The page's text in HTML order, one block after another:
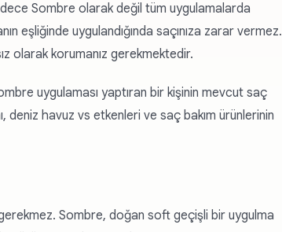
Sombre olarak değil tüm uygulamalarda
eşliğinde uygulandığında saçınıza zarar vermez.
olarak korumanız gerekmektedir.
uygulaması yaptıran bir kişinin mevcut saç
deniz havuz vs etkenleri ve saç bakım ürünlerinin
Sombre, doğan soft geçişli bir uygulma